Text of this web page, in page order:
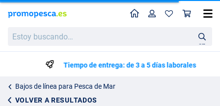
buscando…
en
Perfil
Tiempo de entrega: de 3 a 5 días laborales
Bajos de línea para Pesca de Mar
VOLVER A RESULTADOS
Spro Salt Rig 37 Octopus
2.79